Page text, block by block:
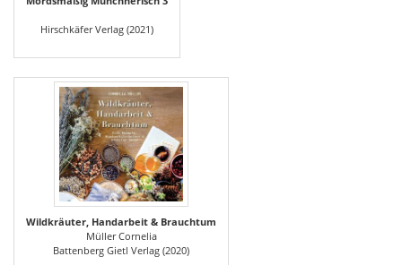
Hirschkäfer Verlag (2021)
Wildkräuter, Handarbeit & Brauchtum
Müller Cornelia
Battenberg Gietl Verlag (2020)